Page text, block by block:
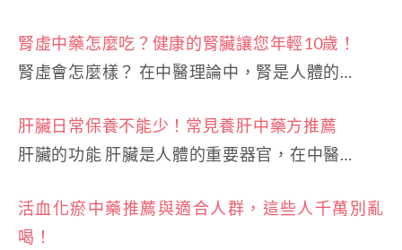
腎虛中藥怎麼吃？健康的腎臟讓您年輕10歲！
腎虛會怎麼樣？ 在中醫理論中，腎是人體的…
肝臟日常保養不能少！常見養肝中藥方推薦
肝臟的功能 肝臟是人體的重要器官，在中醫…
活血化瘀中藥推薦與適合人群，這些人千萬別亂
喝！